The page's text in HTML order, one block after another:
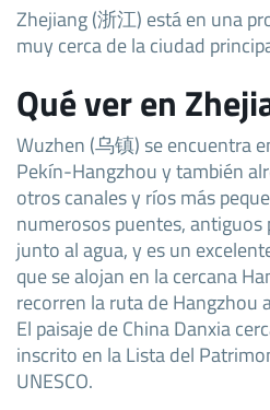
Zhejiang (浙江) está en una
muy cerca de la ciudad
Qué ver en
Wuzhen (乌镇) se encuentra
Pekín-Hangzhou y también
otros canales y ríos más
numerosos puentes,
junto al agua, y es un
que se alojan en la cercana
recorren la ruta de Hangzhou
El paisaje de China Danxia
inscrito en la Lista del
UNESCO.